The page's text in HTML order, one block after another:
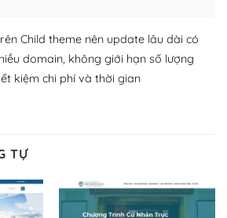
kỳ thì WordPress đều có thể dễ
tự do khi quyết định nơi lưu trữ
của bạn.
cho website WordPress
Child theme nên update lâu dài có
domain, không giới hạn số lượng
kiệm chi phí và thời gian
TỰ